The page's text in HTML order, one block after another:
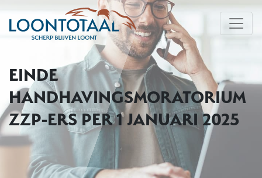
EINDE
HANDHAVINGSMORATORIUM
ZZP-ERS PER 1 JANUARI 2025